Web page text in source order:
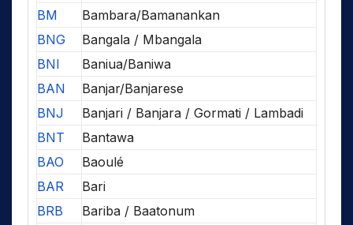
BM
Bambara/Bamanankan
BNG
Bangala / Mbangala
BNI
Baniua/Baniwa
BAN
Banjar/Banjarese
BNJ
Banjari / Banjara / Gormati / Lambadi
BNT
Bantawa
BAO
Baoulé
BAR
Bari
BRB
Bariba / Baatonum